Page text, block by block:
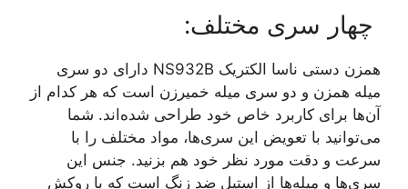
چهار سری مختلف:
همزن دستی ناسا الکتریک NS932B دارای دو سری
میله همزن و دو سری میله خمیرزن است که هر کدام از
آن‌ها برای کاربرد خاص خود طراحی شده‌اند. شما
می‌توانید با تعویض این سری‌ها، مواد مختلف را با
سرعت و دقت مورد نظر خود هم بزنید. جنس این
سری‌ها و میله‌ها از استیل ضد زنگ است که با روکش